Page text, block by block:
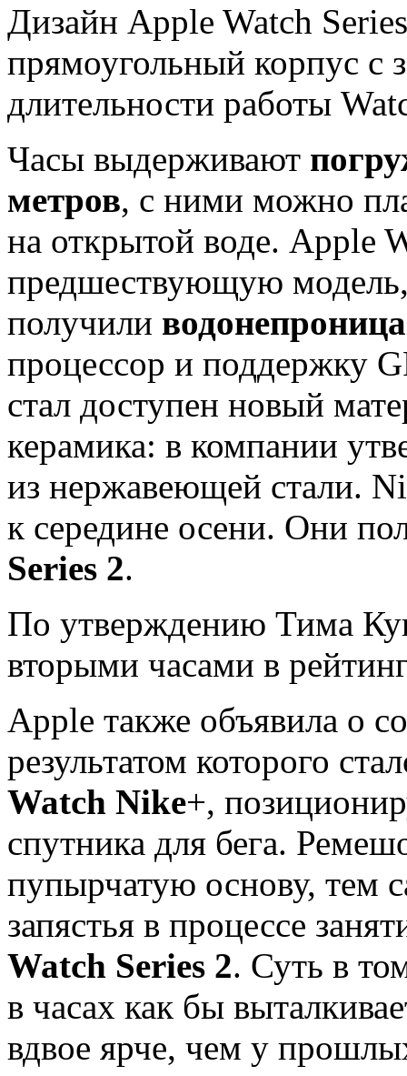
Дизайн Apple Watch
прямоугольный корпус с
длительности работы
Часы выдерживают
метров, с ними можно
на открытой воде. Apple
предшествующую
получили
процессор и поддержку
стал доступен новый
керамика: в компании
из нержавеющей стали.
к середине осени. Они
Series 2.
По утверждению Тима
вторыми часами в
Apple также объявила о
результатом которого
Watch Nike+,
спутника для бега.
пупырчатую основу, тем
запястья в процессе
Watch Series 2. Суть в
в часах как бы
вдвое ярче, чем у